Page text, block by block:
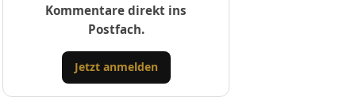
Kommentare direkt ins
Postfach.
Jetzt anmelden